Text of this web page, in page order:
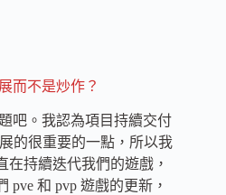
而不是炒作？
吧。我認為項目持續交付
的很重要的一點，所以我
在持續迭代我們的遊戲，
pve 和 pvp 遊戲的更新，